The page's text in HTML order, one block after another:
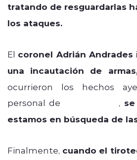
tratando de resguardarlas
los ataques.
El coronel Adrián Andrades
una incautación de
ocurrieron los hechos
personal de
,
estamos en búsqueda de
Finalmente, cuando el